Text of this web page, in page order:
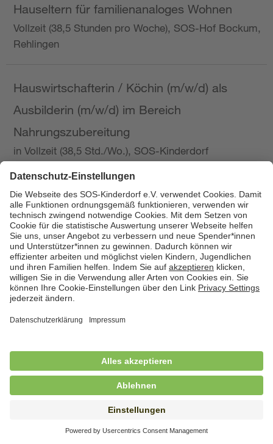
Hauseltern für familienanaloges Wohnen
Vollzeit (38,5 Stunden pro Woche), SOS-Hof Bockum,
Rehlingen
Hauswirtschafterin / Köchin (m/w/d) als
Ausbilderin (m/w/d) im Bereich
Nahrungszubereitung
in Vollzeit (38,5 Std./Wo.), SOS-Kinderdorf
Hauswirtschaftskraft (m/w/d)
in Teilzeit (mind. 20 - max. 30 Std./.Wo.), SOS-
Kinderdorf Essen, Essen
Hauswirtschaftskraft (m/w/d)
Kinderdorf Dortmund, Hagen
Hauswirtschaftskraft (m/w/d) für
in unbefristeter Anstellung, Teilzeit (19,25 Std./Wo.),